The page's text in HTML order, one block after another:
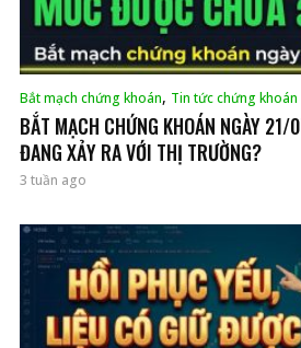
Bắt mạch chứng khoán, Tin tức chứng khoán
BẮT MẠCH CHỨNG KHOÁN NGÀY
ĐANG XẢY RA VỚI THỊ TRƯỜNG?
3 tuần ago